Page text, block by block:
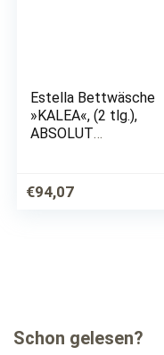
Estella Bettwäsche
»KALEA«, (2 tlg.),
ABSOLUT
€94,07
Schon gelesen?